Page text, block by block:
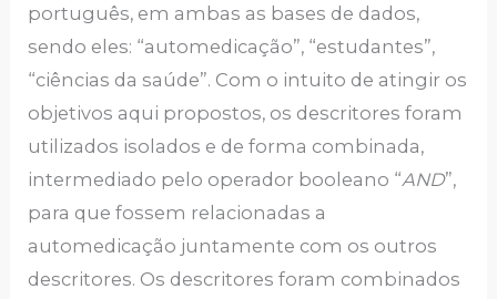
português, em ambas as bases de dados,
sendo eles: “automedicação”, “estudantes”,
“ciências da saúde”. Com o intuito de atingir os
objetivos aqui propostos, os descritores foram
utilizados isolados e de forma combinada,
intermediado pelo operador booleano “AND”,
para que fossem relacionadas a
automedicação juntamente com os outros
descritores. Os descritores foram combinados